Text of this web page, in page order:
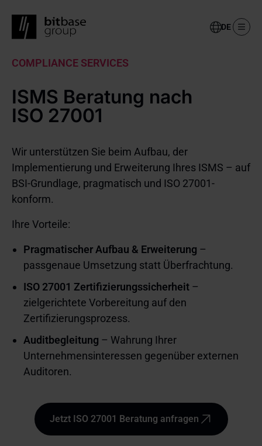
Skip
main
content
Select
COMPLIANCE SERVICES
ISMS Beratung nach
ISO 27001
Wir unterstützen Sie beim Aufbau, der
Implementierung und Erweiterung Ihres ISMS – auf
BSI-Grundlage, pragmatisch und ISO 27001-
konform.
Ihre Vorteile:
Pragmatischer Aufbau & Erweiterung –
passgenaue Umsetzung statt Überfrachtung.
ISO 27001 Zertifizierungssicherheit –
zielgerichtete Vorbereitung auf den
Zertifizierungsprozess.
Auditbegleitung – Wahrung Ihrer
Unternehmensinteressen gegenüber externen
Auditoren.
Jetzt ISO 27001 Beratung anfragen